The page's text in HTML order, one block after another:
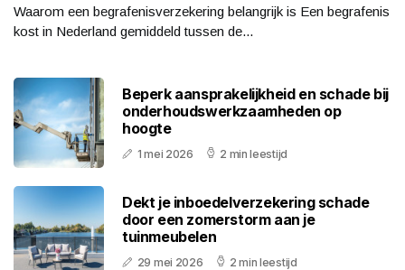
Waarom een begrafenisverzekering belangrijk is Een begrafenis
kost in Nederland gemiddeld tussen de...
Beperk aansprakelijkheid en schade bij
onderhoudswerkzaamheden op
hoogte
1 mei 2026 2 min leestijd
Dekt je inboedelverzekering schade
door een zomerstorm aan je
tuinmeubelen
29 mei 2026 2 min leestijd